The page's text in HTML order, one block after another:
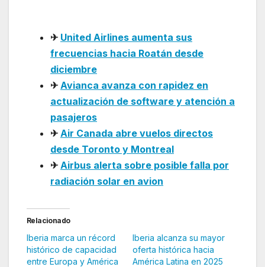
✈ United Airlines aumenta sus
frecuencias hacia Roatán desde
diciembre
✈ Avianca avanza con rapidez en
actualización de software y atención a
pasajeros
✈ Air Canada abre vuelos directos
desde Toronto y Montreal
✈ Airbus alerta sobre posible falla por
radiación solar en avion
Relacionado
Iberia marca un récord
histórico de capacidad
entre Europa y América
Iberia alcanza su mayor
oferta histórica hacia
América Latina en 2025